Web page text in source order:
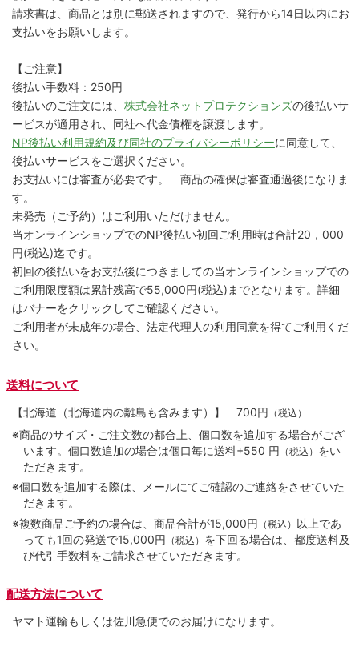
請求書は、商品とは別に郵送されますので、発行から14日以内にお
支払いをお願いします。
【ご注意】
後払い手数料：250円
後払いのご注文には、 株式会社ネットプロテクションズの後払いサ
ービスが適用され、同社へ代金債権を譲渡します。
NP後払い利用規約及び同社のプライバシーポリシーに同意して、
後払いサービスをご選択ください。
お支払いには審査が必要です。 商品の確保は審査通過後になりま
す。
未発売（ご予約）はご利用いただけません。
当オンラインショップでのNP後払い初回ご利用時は合計20，000
円(税込)迄です。
初回の後払いをお支払後につきましての当オンラインショップでの
ご利用限度額は累計残高で55,000円(税込)までとなります。詳細
はバナーをクリックしてご確認ください。
ご利用者が未成年の場合、法定代理人の利用同意を得てご利用くだ
さい。
送料について
【北海道（北海道内の離島も含みます）】 700円 （税込）
※商品のサイズ・ご注文数の都合上、個口数を追加する場合がござ
います。個口数追加の場合は個口毎に送料+550 円 （税込） をい
ただきます。
※個口数を追加する際は、メールにてご確認のご連絡をさせていた
だきます。
※複数商品ご予約の場合は、商品合計が15,000円 （税込） 以上であ
っても1回の発送で15,000円 （税込） を下回る場合は、都度送料及
び代引手数料をご請求させていただきます。
配送方法について
ヤマト運輸もしくは佐川急便でのお届けになります。